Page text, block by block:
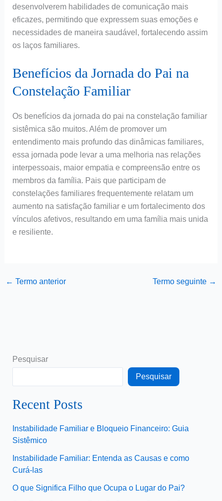
desenvolverem habilidades de comunicação mais
eficazes, permitindo que expressem suas emoções e
necessidades de maneira saudável, fortalecendo assim
os laços familiares.
Benefícios da Jornada do Pai na
Constelação Familiar
Os benefícios da jornada do pai na constelação familiar
sistêmica são muitos. Além de promover um
entendimento mais profundo das dinâmicas familiares,
essa jornada pode levar a uma melhoria nas relações
interpessoais, maior empatia e compreensão entre os
membros da família. Pais que participam de
constelações familiares frequentemente relatam um
aumento na satisfação familiar e um fortalecimento dos
vínculos afetivos, resultando em uma família mais unida
e resiliente.
← Termo anterior Termo seguinte →
Pesquisar
Pesquisar
Recent Posts
Instabilidade Familiar e Bloqueio Financeiro: Guia
Sistêmico
Instabilidade Familiar: Entenda as Causas e como
Curá-las
O que Significa Filho que Ocupa o Lugar do Pai?